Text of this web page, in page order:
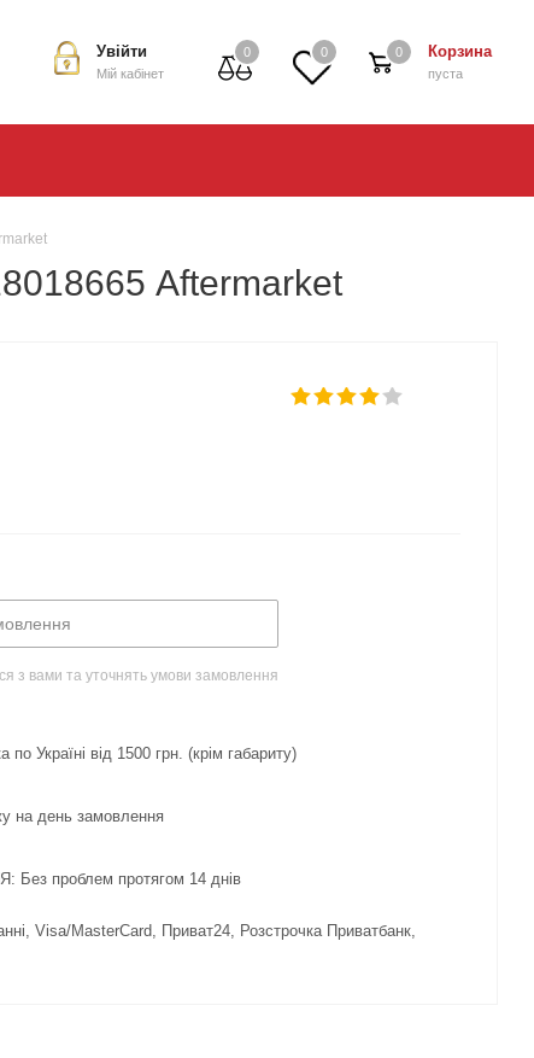
0 0 Корзина
пуста
0
Увійти
Мій кабінет
Aftermarket
з вами та уточнять умови замовлення
по Україні від 1500 грн. (крім габариту)
на день замовлення
проблем протягом 14 днів
Visa/MasterCard, Приват24, Розстрочка Приватбанк,